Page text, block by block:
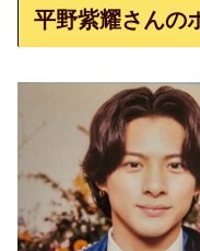
平野紫耀さんの